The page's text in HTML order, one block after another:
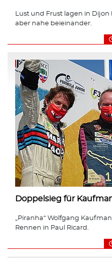
Lust und Frust lagen in Dijon
aber nahe beieinander.
Doppelsieg für
„Piranha“ Wolfgang
Rennen in Paul Ricard.